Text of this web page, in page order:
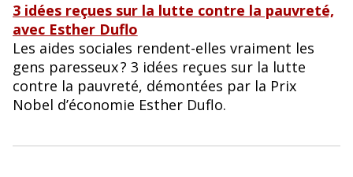
3 idées reçues sur la lutte contre la pauvreté,
avec Esther Duflo
Les aides sociales rendent-elles vraiment les
gens paresseux ? 3 idées reçues sur la lutte
contre la pauvreté, démontées par la Prix
Nobel d’économie Esther Duflo.